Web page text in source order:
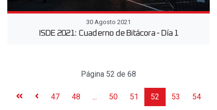
30 Agosto 2021
ISDE 2021: Cuaderno de Bitácora - Día 1
Página 52 de 68
47 48 ... 50 51 52 53
54